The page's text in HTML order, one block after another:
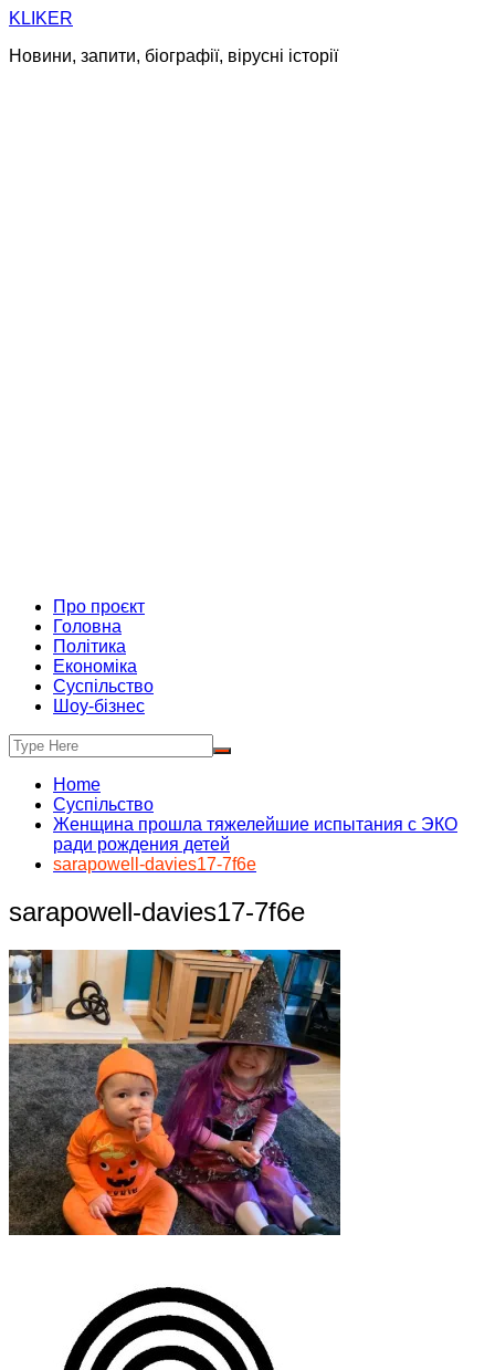
Skip
content
KLIKER
Новини, запити, біографії, вірусні історії
Про проєкт
Головна
Політика
Економіка
Суспільство
Шоу-бізнес
Home
Суспільство
Женщина прошла тяжелейшие испытания с ЭКО
ради рождения детей
sarapowell-davies17-7f6e
sarapowell-davies17-7f6e